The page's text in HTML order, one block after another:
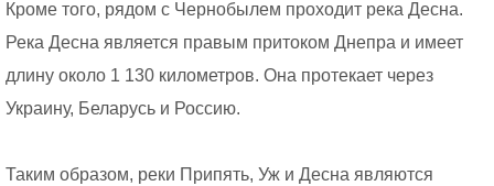
Кроме того, рядом с Чернобылем проходит река Десна.
Река Десна является правым притоком Днепра и имеет
длину около 1 130 километров. Она протекает через
Украину, Беларусь и Россию.
Таким образом, реки Припять, Уж и Десна являются